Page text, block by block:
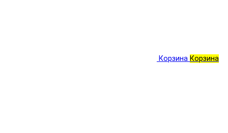
Корзина Корзина